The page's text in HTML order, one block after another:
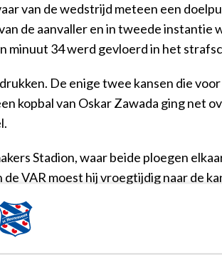
van de wedstrijd meteen een
de aanvaller en in tweede
minuut 34 werd gevloerd in het
De enige twee kansen die
kopbal van Oskar Zawada ging
Stadion, waar beide ploegen
VAR moest hij vroegtijdig naar de
meer uit en de Waalwijkers
zijn debuut had laten maken.